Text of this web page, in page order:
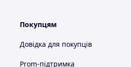
Покупцям
Довідка для покупців
Prom-підтримка